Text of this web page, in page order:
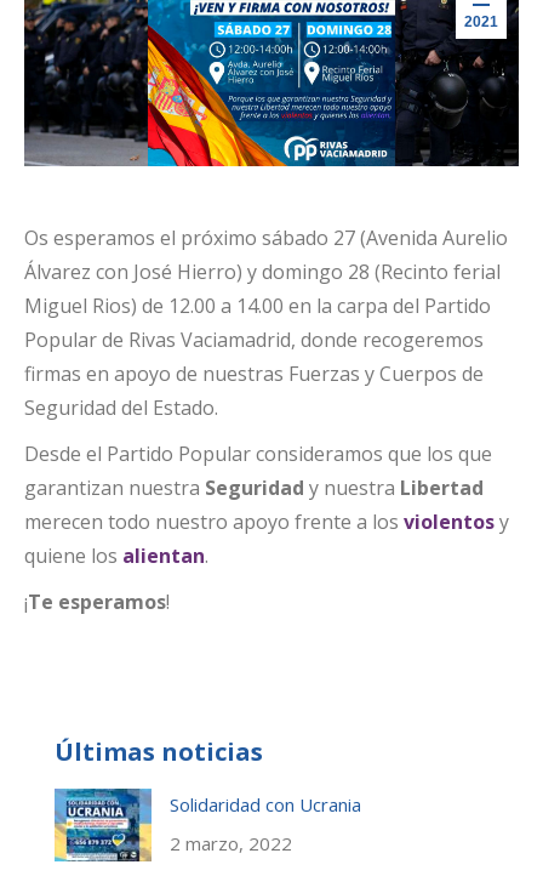
2021
Os esperamos el próximo sábado 27 (Avenida Aurelio
Álvarez con José Hierro) y domingo 28 (Recinto ferial
Miguel Rios) de 12.00 a 14.00 en la carpa del Partido
Popular de Rivas Vaciamadrid, donde recogeremos
firmas en apoyo de nuestras Fuerzas y Cuerpos de
Seguridad del Estado.
Desde el Partido Popular consideramos que los que
garantizan nuestra Seguridad y nuestra Libertad
merecen todo nuestro apoyo frente a los violentosy
quiene los alientan.
¡Te esperamos!
Últimas noticias
Solidaridad con Ucrania
2 marzo, 2022